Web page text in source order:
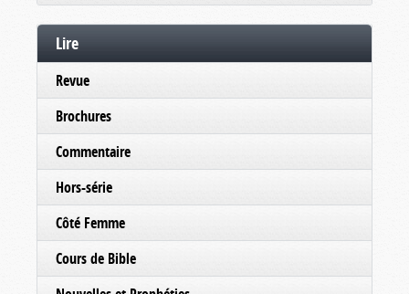
Lire
Revue
Brochures
Commentaire
Hors-série
Côté Femme
Cours de Bible